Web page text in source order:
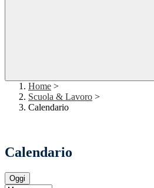
Home >
Scuola & Lavoro >
Calendario
Calendario
Oggi